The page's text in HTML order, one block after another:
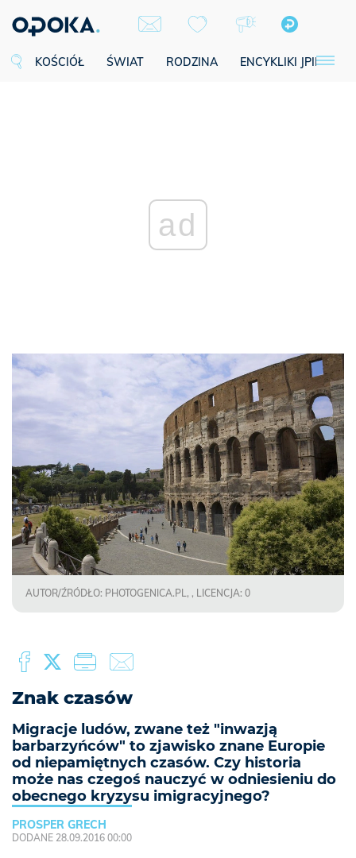
KOŚCIÓŁ ŚWIAT RODZINA ENCYKLIKI JPII
ad
AUTOR/ŹRÓDŁO: PHOTOGENICA.PL, , LICENCJA: 0
Znak czasów
Migracje ludów, zwane też "inwazją
barbarzyńców" to zjawisko znane Europie
od niepamiętnych czasów. Czy historia
może nas czegoś nauczyć w odniesieniu do
obecnego kryzysu imigracyjnego?
PROSPER GRECH
DODANE 28.09.2016 00:00